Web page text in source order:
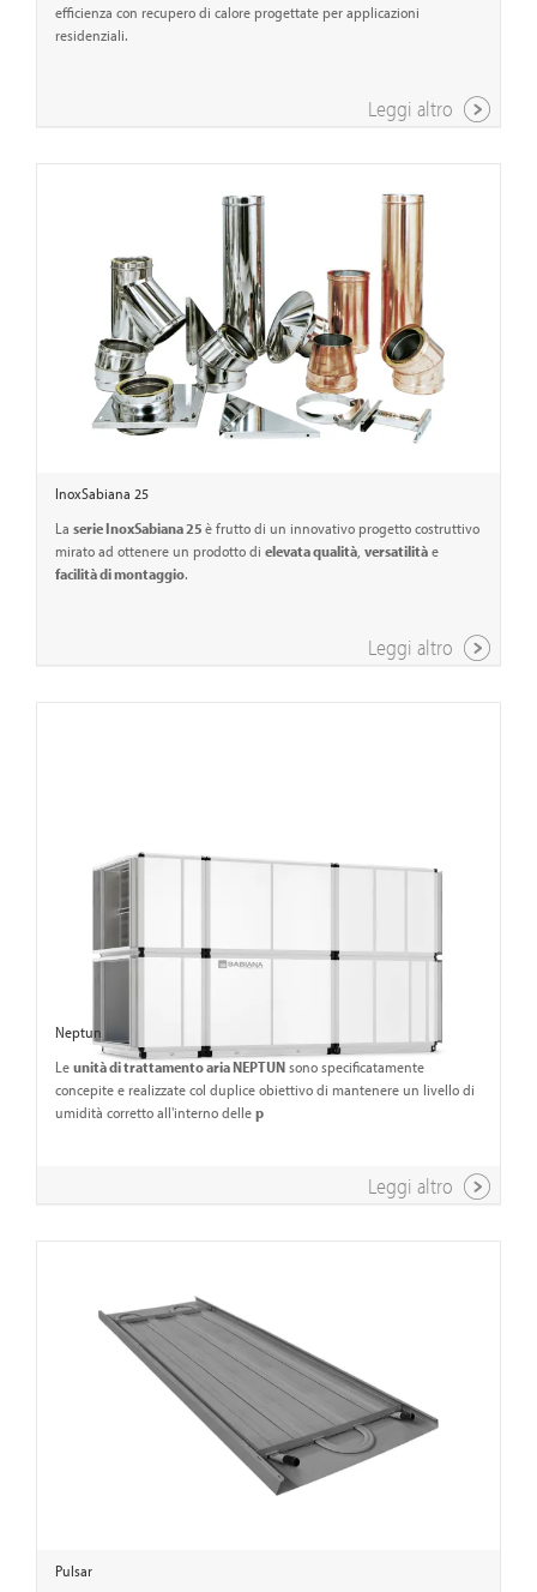
efficienza con recupero di calore progettate per applicazioni
residenziali.
Leggi altro
InoxSabiana 25
La serie InoxSabiana 25è frutto di un innovativo progetto costruttivo
mirato ad ottenere un prodotto di elevata qualità versatilitàe
facilità di montaggio.
Leggi altro
Neptun
Leunità di trattamento aria NEPTUNsono specificatamente
concepite e realizzate col duplice obiettivo di mantenere un livello di
umidità corretto all'interno dellep
Leggi altro
Pulsar